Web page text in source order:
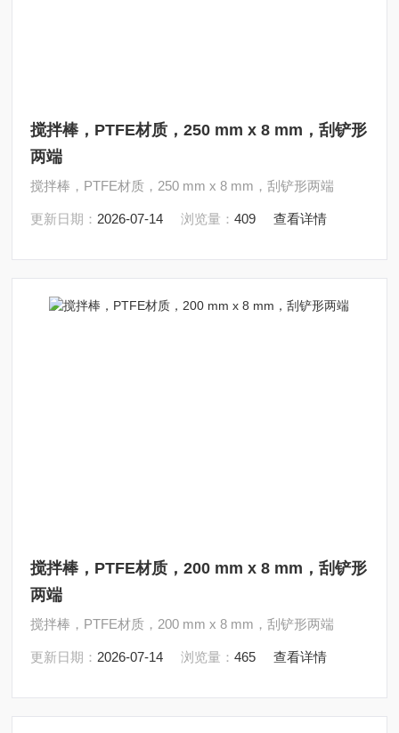
搅拌棒，PTFE材质，250 mm x 8 mm，刮铲形
两端
搅拌棒，PTFE材质，250 mm x 8 mm，刮铲形两端
更新日期： 2026-07-14 浏览量：409 查看详情
搅拌棒，PTFE材质，200 mm x 8 mm，刮铲形
两端
搅拌棒，PTFE材质，200 mm x 8 mm，刮铲形两端
更新日期： 2026-07-14 浏览量：465 查看详情